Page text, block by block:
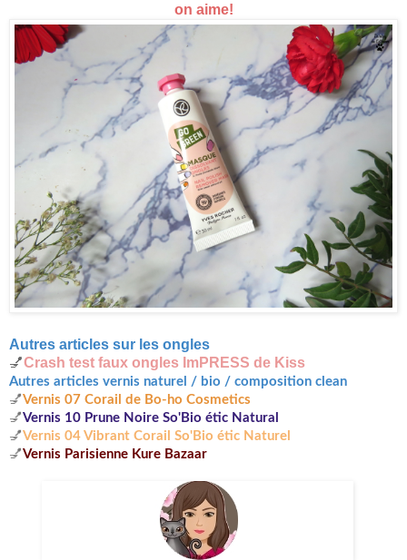
on aime!
Autres articles sur les ongles
💅Crash test faux ongles ImPRESS de Kiss
Autres articles vernis naturel / bio / composition clean
💅Vernis 07 Corail de Bo-ho Cosmetics
💅Vernis 10 Prune Noire So'Bio étic Natural
💅Vernis 04 Vibrant Corail So'Bio étic Naturel
💅Vernis Parisienne Kure Bazaar